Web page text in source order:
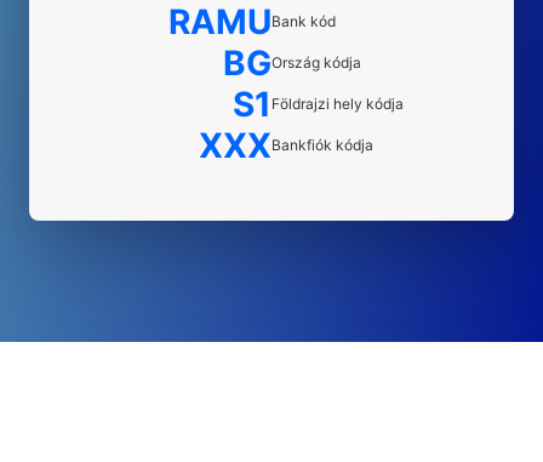
RAMUBank kód
BGOrszág kódja
S1 Földrajzi hely kódja
XXXBankfiók kódja